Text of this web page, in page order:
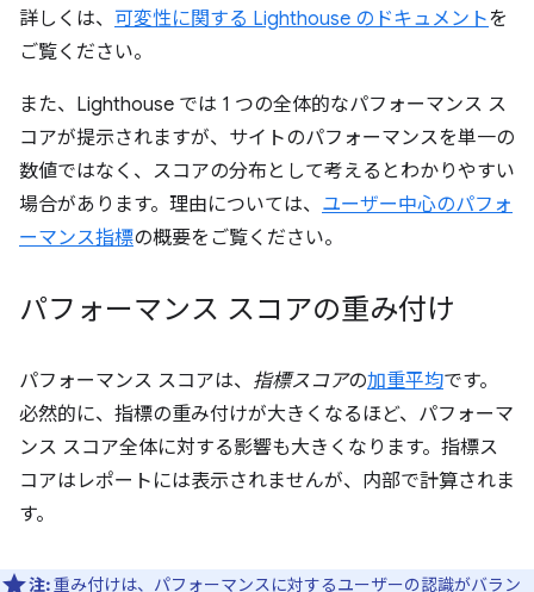
詳しくは、 可変性に関する Lighthouse のドキュメントを
ご覧ください。
また、Lighthouse では 1 つの全体的なパフォーマンス ス
コアが提示されますが、サイトのパフォーマンスを単一の
数値ではなく、スコアの分布として考えるとわかりやすい
場合があります。理由については、 ユーザー中心のパフォ
ーマンス指標の概要をご覧ください。
パフォーマンス スコアの重み付け
パフォーマンス スコアは、 指標スコアの加重平均です。
必然的に、指標の重み付けが大きくなるほど、パフォーマ
ンス スコア全体に対する影響も大きくなります。指標ス
コアはレポートには表示されませんが、内部で計算されま
す。
注:重み付けは、パフォーマンスに対するユーザーの認識がバラン